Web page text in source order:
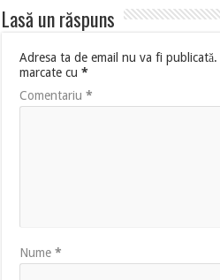
Lasă un răspuns
Adresa ta de email nu va fi publicată.
marcate cu*
Comentariu*
Nume*